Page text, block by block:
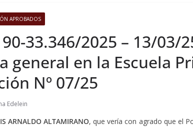
APROBADOS
90-33.346/2025 – 13/
general en la Escuela
Nº 07/25
Edelein
ARNALDO ALTAMIRANO, que vería con agrado que el